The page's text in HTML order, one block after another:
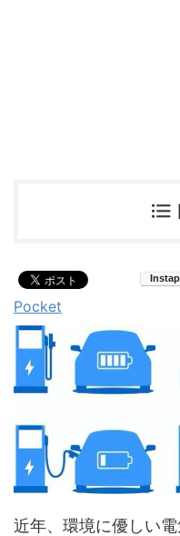
Pocket
近年、環境に優しい